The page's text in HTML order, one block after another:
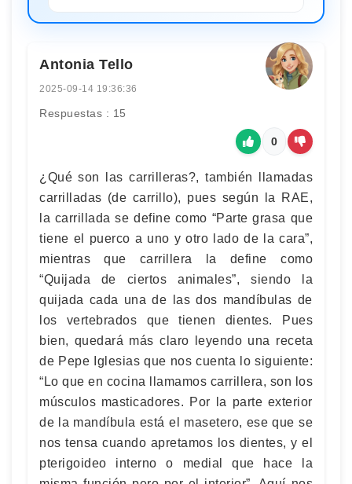
Antonia Tello
2025-09-14 19:36:36
Respuestas : 15
0
¿Qué son las carrilleras?, también llamadas
carrilladas (de carrillo), pues según la RAE,
la carrillada se define como “Parte grasa que
tiene el puerco a uno y otro lado de la cara”,
mientras que carrillera la define como
“Quijada de ciertos animales”, siendo la
quijada cada una de las dos mandíbulas de
los vertebrados que tienen dientes. Pues
bien, quedará más claro leyendo una receta
de Pepe Iglesias que nos cuenta lo siguiente:
“Lo que en cocina llamamos carrillera, son los
músculos masticadores. Por la parte exterior
de la mandíbula está el masetero, ese que se
nos tensa cuando apretamos los dientes, y el
pterigoideo interno o medial que hace la